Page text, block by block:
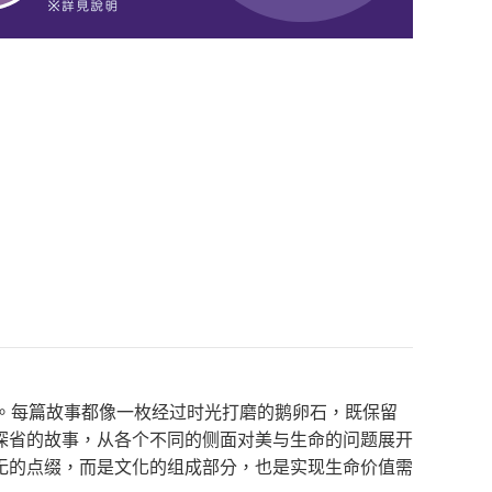
篇故事都像一枚经过时光打磨的鹅卵石，既保留
的故事，从各个不同的侧面对美与生命的问题展开
点缀，而是文化的组成部分，也是实现生命价值需